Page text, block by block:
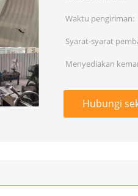
Waktu pengiriman:
Syarat-syarat
Menyediakan
Hubungi